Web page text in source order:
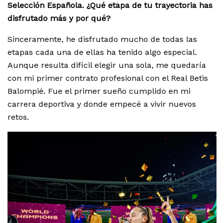
Selección Española. ¿Qué etapa de tu trayectoria has
disfrutado más y por qué?
Sinceramente, he disfrutado mucho de todas las
etapas cada una de ellas ha tenido algo especial.
Aunque resulta difícil elegir una sola, me quedaría
con mi primer contrato profesional con el Real Betis
Balompié. Fue el primer sueño cumplido en mi
carrera deportiva y donde empecé a vivir nuevos
retos.